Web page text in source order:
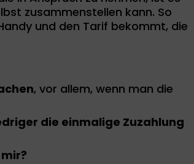
zusammenstellen kann. So
und den Tarif bekommt, die
, vor allem, wenn man die
die einmalige Zuzahlung